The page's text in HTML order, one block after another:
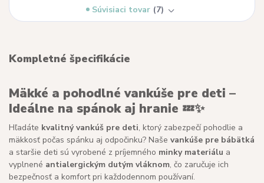
Súvisiaci tovar 7
Kompletné špecifikácie
Mäkké a pohodlné vankúše pre deti –
Ideálne na spánok aj hranie 💤✨
Hľadáte kvalitný vankúš pre deti, ktorý zabezpečí pohodlie a
mäkkosť počas spánku aj odpočinku? Naše vankúše pre bábätká
a staršie deti sú vyrobené z príjemného minky materiálu a
vyplnené antialergickým dutým vláknom, čo zaručuje ich
bezpečnosť a komfort pri každodennom používaní.